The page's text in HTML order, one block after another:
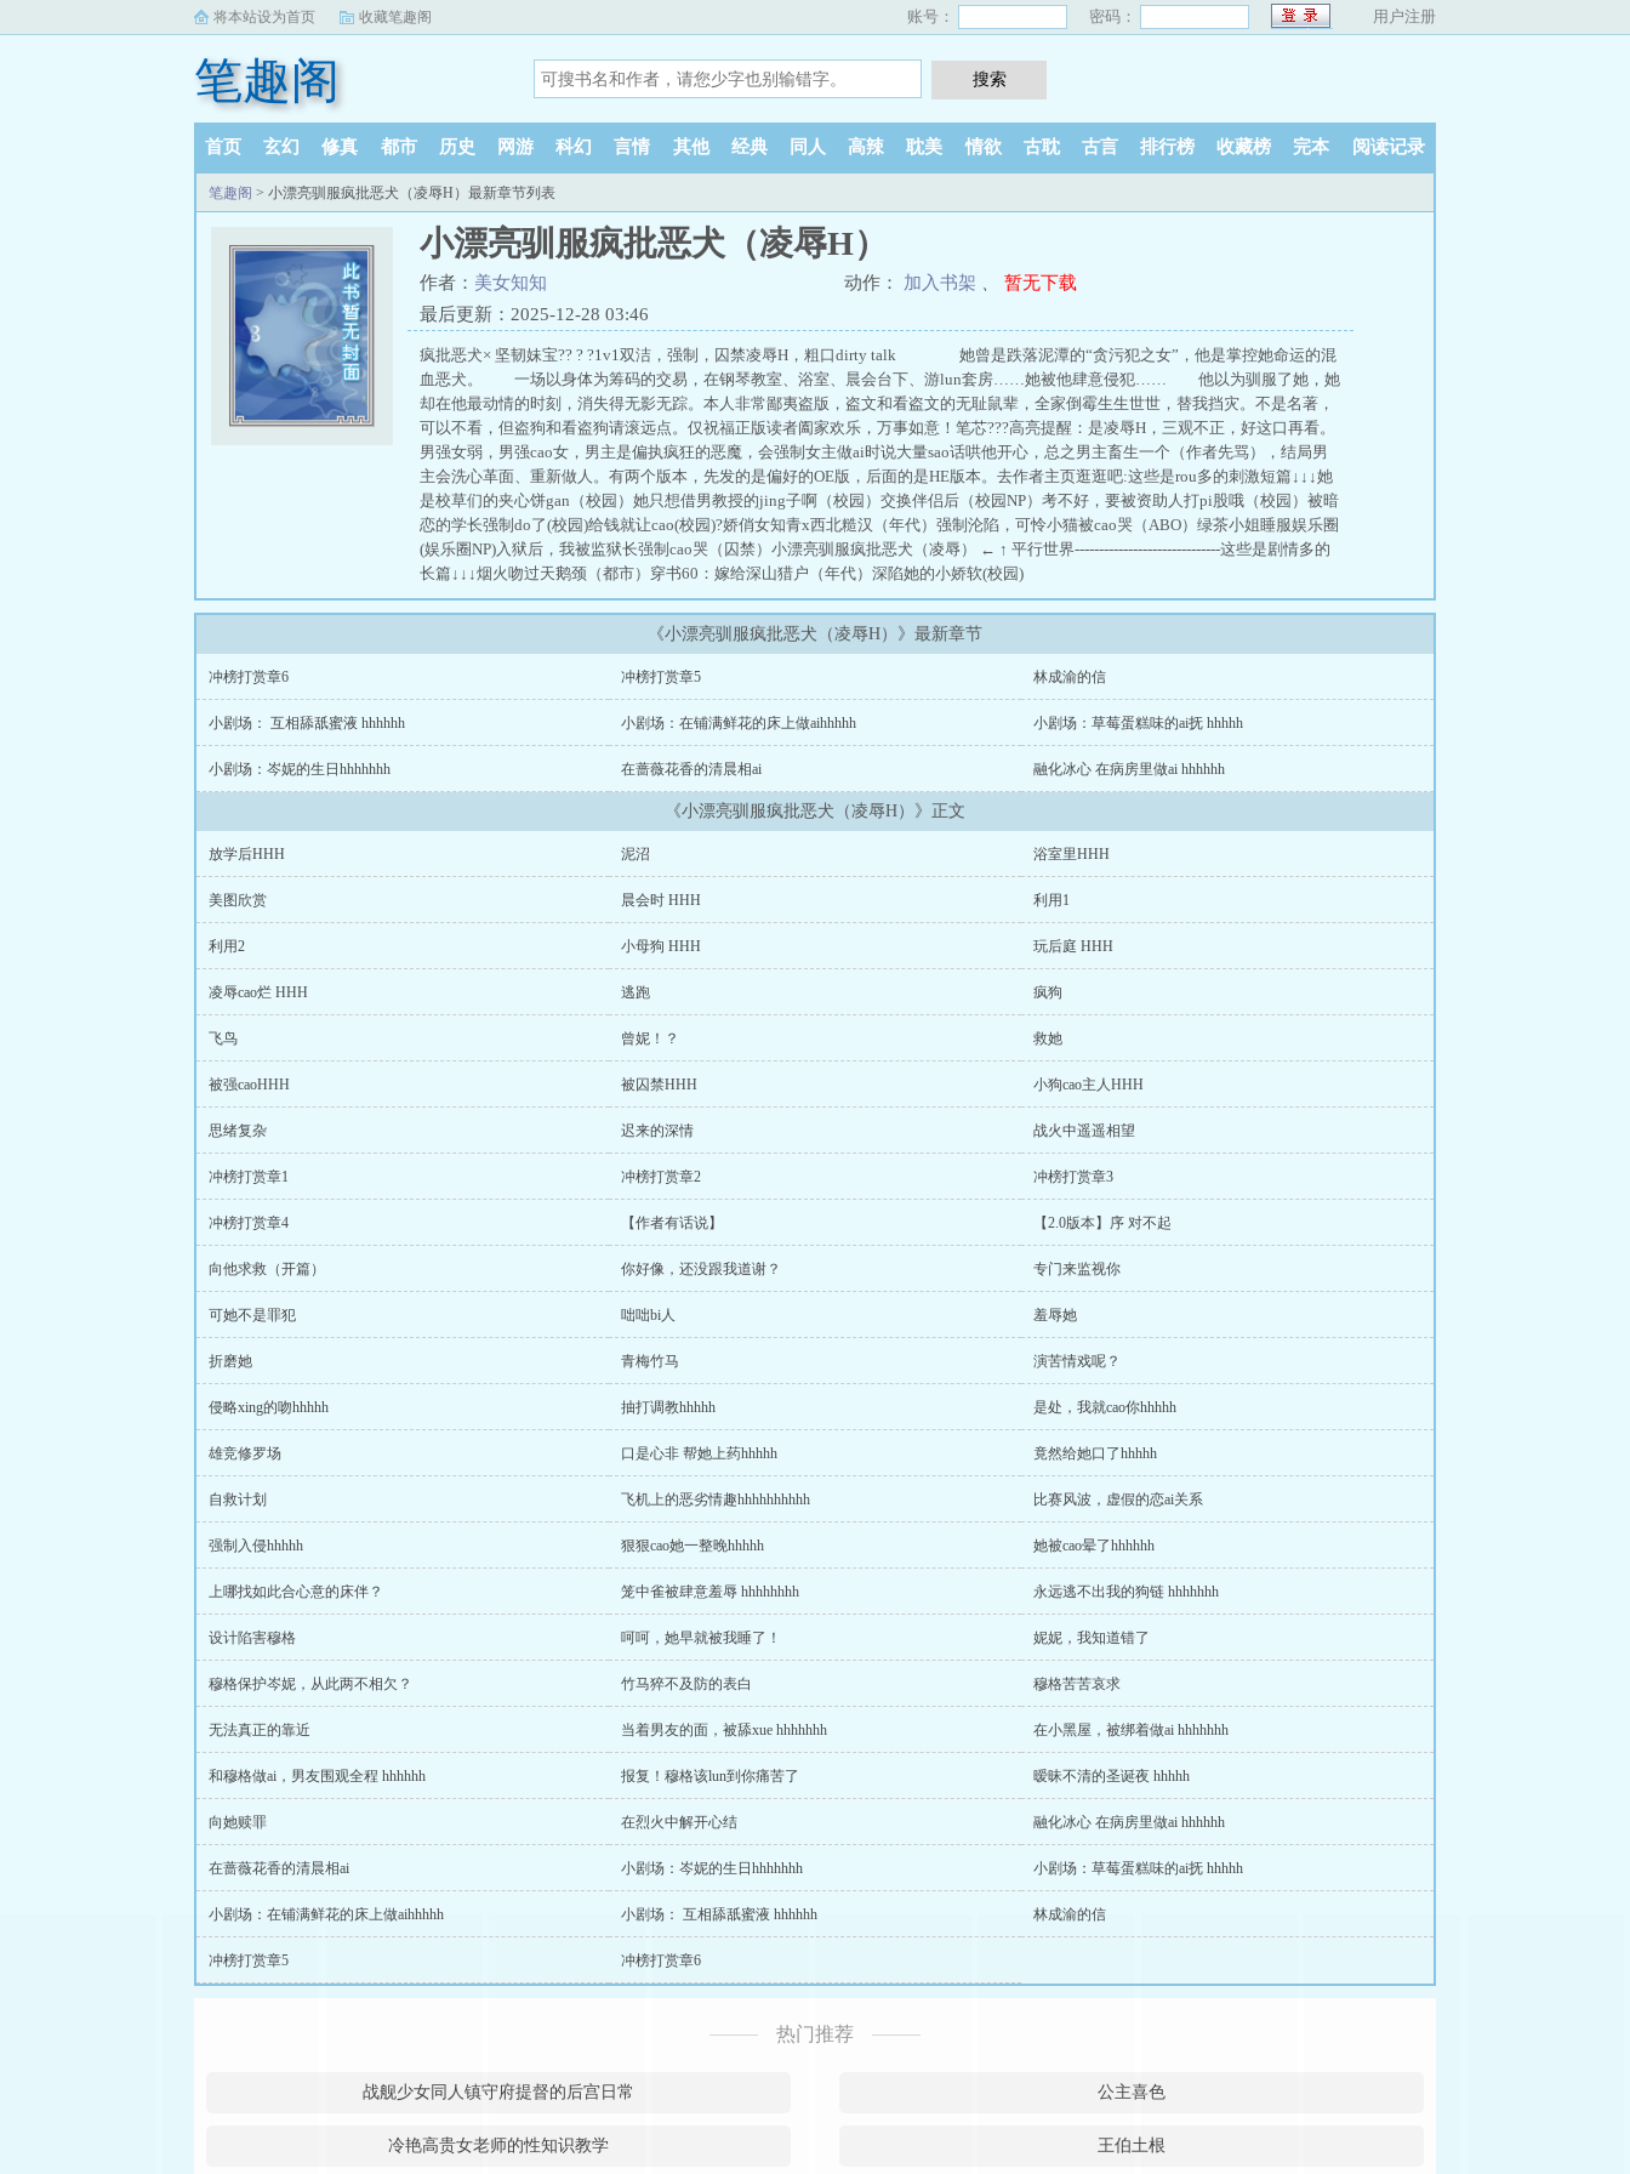
将本站设为首页 收藏笔趣阁 账号： 密码： 用户注册
笔趣阁
首页 玄幻 修真 都市 历史 网游 科幻 言情 其他 经典 同人 高辣 耽美 情欲 古耽 古言 排行榜 收藏榜 完本 阅读记录
笔趣阁 > 小漂亮驯服疯批恶犬（凌辱H）最新章节列表
小漂亮驯服疯批恶犬（凌辱H）
作者： 美女知知 动作： 加入书架
暂无下载
最后更新：2025-12-28 03:46
疯批恶犬× 坚韧妹宝?? ? ?1v1双洁，强制，囚禁凌辱H，粗口dirty talk 她曾是跌落泥潭的“贪污犯之女”，他是掌控她命运的混
血恶犬。 一场以身体为筹码的交易，在钢琴教室、浴室、晨会台下、游lun套房……她被他肆意侵犯…… 他以为驯服了她，她
却在他最动情的时刻，消失得无影无踪。本人非常鄙夷盗版，盗文和看盗文的无耻鼠辈，全家倒霉生生世世，替我挡灾。不是名著，
可以不看，但盗狗和看盗狗请滚远点。仅祝福正版读者阖家欢乐，万事如意！笔芯???高亮提醒：是凌辱H，三观不正，好这口再看。
男强女弱，男强cao女，男主是偏执疯狂的恶魔，会强制女主做ai时说大量sao话哄他开心，总之男主畜生一个（作者先骂），结局男
主会洗心革面、重新做人。有两个版本，先发的是偏好的OE版，后面的是HE版本。去作者主页逛逛吧:这些是rou多的刺激短篇↓↓↓她
是校草们的夹心饼gan（校园）她只想借男教授的jing子啊（校园）交换伴侣后（校园NP）考不好，要被资助人打pi股哦（校园）被暗
恋的学长强制do了(校园)给钱就让cao(校园)?娇俏女知青x西北糙汉（年代）强制沦陷，可怜小猫被cao哭（ABO）绿茶小姐睡服娱乐圈
(娱乐圈NP)入狱后，我被监狱长强制cao哭（囚禁）小漂亮驯服疯批恶犬（凌辱） ← ↑ 平行世界------------------------------这些是剧情多的
长篇↓↓↓烟火吻过天鹅颈（都市）穿书60：嫁给深山猎户（年代）深陷她的小娇软(校园)
《小漂亮驯服疯批恶犬（凌辱H）》最新章节
冲榜打赏章6 冲榜打赏章5 林成渝的信
小剧场： 互相舔舐蜜液 hhhhhh 小剧场：在铺满鲜花的床上做aihhhhh 小剧场：草莓蛋糕味的ai抚 hhhhh
小剧场：岑妮的生日hhhhhhh 在蔷薇花香的清晨相ai 融化冰心 在病房里做ai hhhhhh
《小漂亮驯服疯批恶犬（凌辱H）》正文
放学后HHH 泥沼 浴室里HHH
美图欣赏 晨会时 HHH 利用1
利用2 小母狗 HHH 玩后庭 HHH
凌辱cao烂 HHH 逃跑 疯狗
飞鸟 曾妮！？ 救她
被强caoHHH 被囚禁HHH 小狗cao主人HHH
思绪复杂 迟来的深情 战火中遥遥相望
冲榜打赏章1 冲榜打赏章2 冲榜打赏章3
冲榜打赏章4 【作者有话说】 【2.0版本】序 对不起
向他求救（开篇） 你好像，还没跟我道谢？ 专门来监视你
可她不是罪犯 咄咄bi人 羞辱她
折磨她 青梅竹马 演苦情戏呢？
侵略xing的吻hhhhh 抽打调教hhhhh 是处，我就cao你hhhhh
雄竞修罗场 口是心非 帮她上药hhhhh 竟然给她口了hhhhh
自救计划 飞机上的恶劣情趣hhhhhhhhhh 比赛风波，虚假的恋ai关系
强制入侵hhhhh 狠狠cao她一整晚hhhhh 她被cao晕了hhhhhh
上哪找如此合心意的床伴？ 笼中雀被肆意羞辱 hhhhhhhh 永远逃不出我的狗链 hhhhhhh
设计陷害穆格 呵呵，她早就被我睡了！ 妮妮，我知道错了
穆格保护岑妮，从此两不相欠？ 竹马猝不及防的表白 穆格苦苦哀求
无法真正的靠近 当着男友的面，被舔xue hhhhhhh 在小黑屋，被绑着做ai hhhhhhh
和穆格做ai，男友围观全程 hhhhhh 报复！穆格该lun到你痛苦了 暧昧不清的圣诞夜 hhhhh
向她赎罪 在烈火中解开心结 融化冰心 在病房里做ai hhhhhh
在蔷薇花香的清晨相ai 小剧场：岑妮的生日hhhhhhh 小剧场：草莓蛋糕味的ai抚 hhhhh
小剧场：在铺满鲜花的床上做aihhhhh 小剧场： 互相舔舐蜜液 hhhhhh 林成渝的信
冲榜打赏章5 冲榜打赏章6
热门推荐
战舰少女同人镇守府提督的后宫日常 公主喜色
冷艳高贵女老师的性知识教学 王伯土根